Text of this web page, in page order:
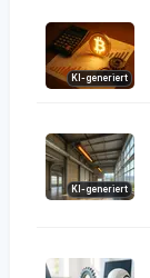
KI-generiert
KI-generiert